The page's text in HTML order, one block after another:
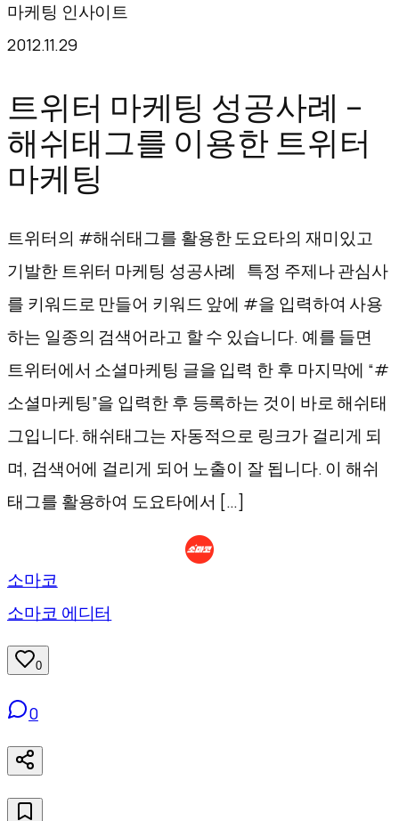
텐
츠
로
바
로
가
마케팅 인사이트
2012.11.29
트위터 마케팅 성공사례 –
해쉬태그를 이용한 트위터
마케팅
트위터의 #해쉬태그를 활용한 도요타의 재미있고
기발한 트위터 마케팅 성공사례 특정 주제나 관심사
를 키워드로 만들어 키워드 앞에 #을 입력하여 사용
하는 일종의 검색어라고 할 수 있습니다. 예를 들면
트위터에서 소셜마케팅 글을 입력 한 후 마지막에 “#
소셜마케팅”을 입력한 후 등록하는 것이 바로 해쉬태
그입니다. 해쉬태그는 자동적으로 링크가 걸리게 되
며, 검색어에 걸리게 되어 노출이 잘 됩니다. 이 해쉬
태그를 활용하여 도요타에서 […]
소마코
소마코 에디터
0
0